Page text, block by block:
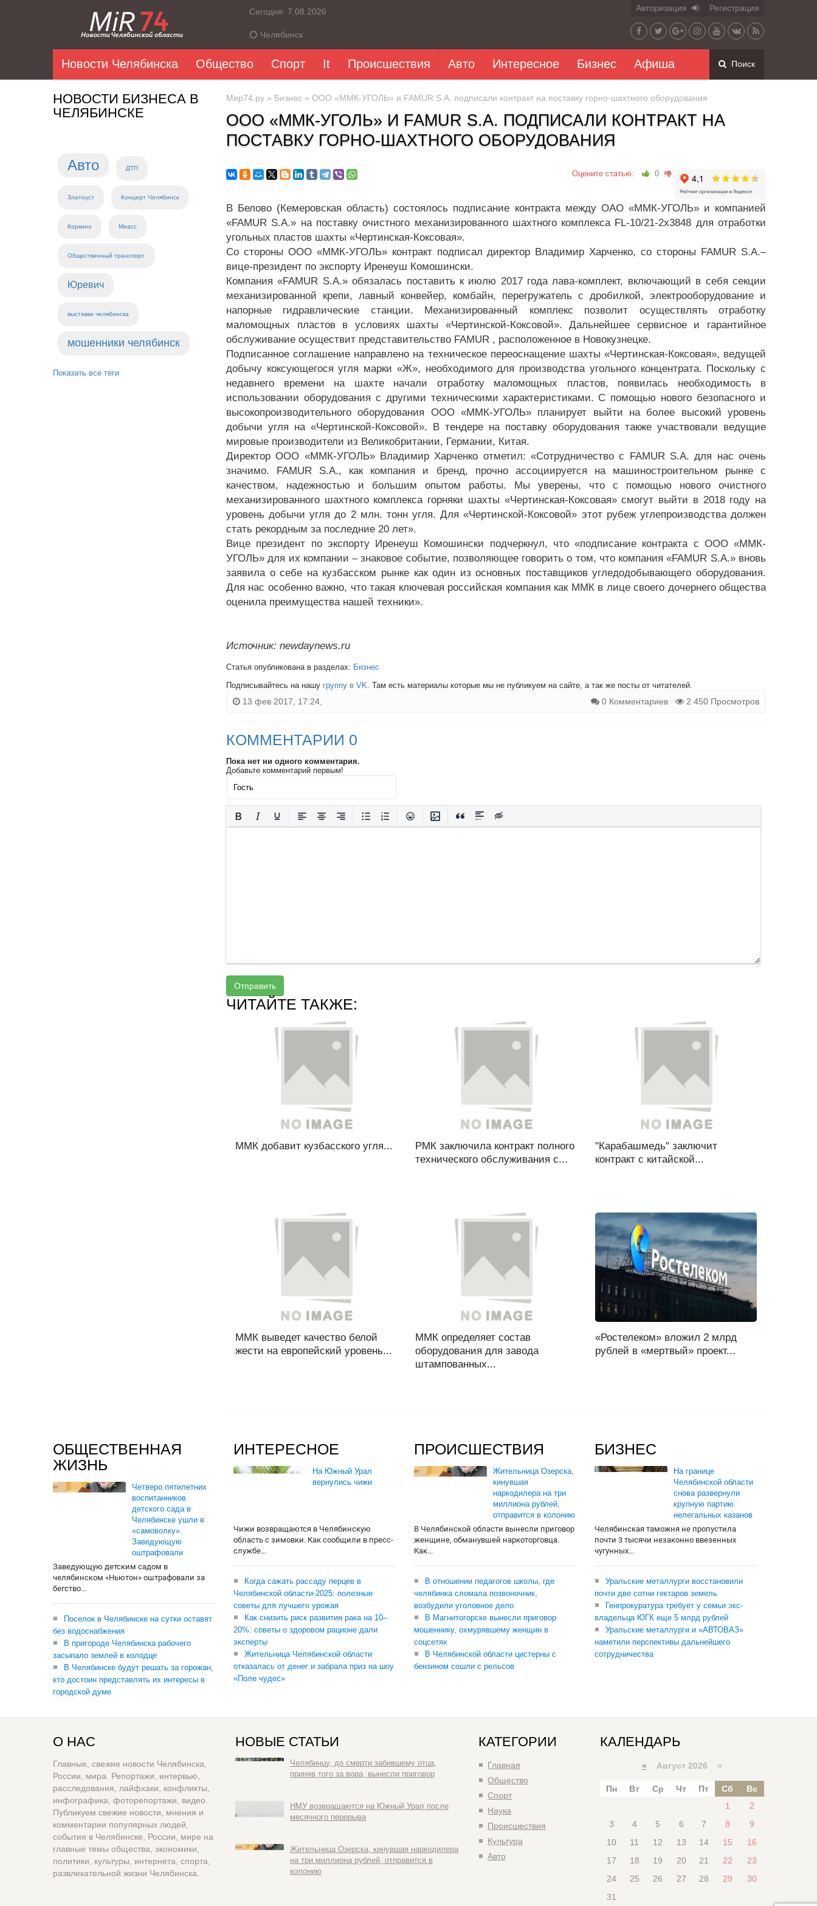
Сегодня: 7.08.2026
Челябинск
Авторизация Регистрация
Новости Челябинска Общество Спорт It Происшествия Авто Интересное Бизнес Афиша Поиск
НОВОСТИ БИЗНЕСА В
ЧЕЛЯБИНСКЕ
Авто ДТП
Златоуст Концерт Челябинск
Коркино Миасс
Общественный транспорт
Юревич
выставки челябинска
мошенники челябинск
Показать все теги
Мир74.ру » Бизнес » ООО «ММК-УГОЛЬ» и FAMUR S.A. подписали контракт на поставку горно-шахтного оборудования
ООО «ММК-УГОЛЬ» И FAMUR S.A. ПОДПИСАЛИ КОНТРАКТ НА
ПОСТАВКУ ГОРНО-ШАХТНОГО ОБОРУДОВАНИЯ
Оцените статью: 0
В Белово (Кемеровская область) состоялось подписание контракта между ОАО «ММК-УГОЛЬ» и компанией
«FAMUR S.A.» на поставку очистного механизированного шахтного комплекса FL-10/21-2x3848 для отработки
угольных пластов шахты «Чертинская-Коксовая».
Со стороны ООО «ММК-УГОЛЬ» контракт подписал директор Владимир Харченко, со стороны FAMUR S.A.–
вице-президент по экспорту Иренеуш Комошински.
Компания «FAMUR S.A.» обязалась поставить к июлю 2017 года лава-комплект, включающий в себя секции
механизированной крепи, лавный конвейер, комбайн, перегружатель с дробилкой, электрооборудование и
напорные гидравлические станции. Механизированный комплекс позволит осуществлять отработку
маломощных пластов в условиях шахты «Чертинской-Коксовой». Дальнейшее сервисное и гарантийное
обслуживание осуществит представительство FAMUR , расположенное в Новокузнецке.
Подписанное соглашение направлено на техническое переоснащение шахты «Чертинская-Коксовая», ведущей
добычу коксующегося угля марки «Ж», необходимого для производства угольного концентрата. Поскольку с
недавнего времени на шахте начали отработку маломощных пластов, появилась необходимость в
использовании оборудования с другими техническими характеристиками. С помощью нового безопасного и
высокопроизводительного оборудования ООО «ММК-УГОЛЬ» планирует выйти на более высокий уровень
добычи угля на «Чертинской-Коксовой». В тендере на поставку оборудования также участвовали ведущие
мировые производители из Великобритании, Германии, Китая.
Директор ООО «ММК-УГОЛЬ» Владимир Харченко отметил: «Сотрудничество с FAMUR S.A. для нас очень
значимо. FAMUR S.A., как компания и бренд, прочно ассоциируется на машиностроительном рынке с
качеством, надежностью и большим опытом работы. Мы уверены, что с помощью нового очистного
механизированного шахтного комплекса горняки шахты «Чертинская-Коксовая» смогут выйти в 2018 году на
уровень добычи угля до 2 млн. тонн угля. Для «Чертинской-Коксовой» этот рубеж углепроизводства должен
стать рекордным за последние 20 лет».
Вице президент по экспорту Иренеуш Комошински подчеркнул, что «подписание контракта с ООО «ММК-
УГОЛЬ» для их компании – знаковое событие, позволяющее говорить о том, что компания «FAMUR S.A.» вновь
заявила о себе на кузбасском рынке как один из основных поставщиков угледодобывающего оборудования.
Для нас особенно важно, что такая ключевая российская компания как ММК в лице своего дочернего общества
оценила преимущества нашей техники».
Источник: newdaynews.ru
Статья опубликована в разделах: Бизнес
Подписывайтесь на нашу группу в VK. Там есть материалы которые мы не публикуем на сайте, а так же посты от читателей.
13 фев 2017, 17:24, 0 Комментариев 2 450 Просмотров
КОММЕНТАРИИ 0
Пока нет ни одного комментария.
Добавьте комментарий первым!
Отправить
ЧИТАЙТЕ ТАКЖЕ:
ММК добавит кузбасского угля...
РМК заключила контракт полного
технического обслуживания с...
"Карабашмедь" заключит
контракт с китайской...
ММК выведет качество белой
жести на европейский уровень...
ММК определяет состав
оборудования для завода
штампованных...
«Ростелеком» вложил 2 млрд
рублей в «мертвый» проект...
ОБЩЕСТВЕННАЯ
ЖИЗНЬ
Четверо пятилетних
воспитанников
детского сада в
Челябинске ушли в
«самоволку».
Заведующую
оштрафовали
Заведующую детским садом в
челябинском «Ньютон» оштрафовали за
бегство...
Поселок в Челябинске на сутки оставят
без водоснабжения
В пригороде Челябинска рабочего
засыпало землей в колодце
В Челябинске будут решать за горожан,
кто достоин представлять их интересы в
городской думе
ИНТЕРЕСНОЕ
На Южный Урал
вернулись чижи
Чижи возвращаются в Челябинскую
область с зимовки. Как сообщили в пресс-
службе...
Когда сажать рассаду перцев в
Челябинской области-2025: полезные
советы для лучшего урожая
Как снизить риск развития рака на 10–
20%: советы о здоровом рационе дали
эксперты
Жительница Челябинской области
отказалась от денег и забрала приз на шоу
«Поле чудес»
ПРОИСШЕСТВИЯ
Жительница Озерска,
кинувшая
наркодилера на три
миллиона рублей,
отправится в колонию
В Челябинской области вынесли приговор
женщине, обманувшей наркоторговца.
Как...
В отношении педагогов школы, где
челябинка сломала позвоночник,
возбудили уголовное дело
В Магнитогорске вынесли приговор
мошеннику, охмурявшему женщин в
соцсетях
В Челябинской области цистерны с
бензином сошли с рельсов
БИЗНЕС
На границе
Челябинской области
снова развернули
крупную партию
нелегальных казанов
Челябинская таможня не пропустила
почти 3 тысячи незаконно ввезенных
чугунных...
Уральские металлурги восстановили
почти две сотни гектаров земель
Генпрокуратура требует у семьи экс-
владельца ЮГК еще 5 млрд рублей
Уральские металлурги и «АВТОВАЗ»
наметили перспективы дальнейшего
сотрудничества
О НАС
Главные, свежие новости Челябинска,
России, мира. Репортажи, интервью,
расследования, лайфхаки, конфликты,
инфографика, фоторепортажи, видео.
Публикуем свежие новости, мнения и
комментарии популярных людей,
события в Челябинске, России, мире на
главные темы общества, экономики,
политики, культуры, интернета, спорта,
развлекательной жизни Челябинска.
НОВЫЕ СТАТЬИ
Челябинцу, до смерти забившему отца,
приняв того за вора, вынесли приговор
НМУ возвращаются на Южный Урал после
месячного перерыва
Жительница Озерска, кинувшая наркодилера
на три миллиона рублей, отправится в
колонию
КАТЕГОРИИ
Главная
Общество
Спорт
Наука
Происшествия
Культура
Авто
КАЛЕНДАРЬ
« Август 2026 »
Пн Вт Ср Чт Пт Сб
Вс
1
2
3
4 5 6 7 8
9
10
11 12 13 14 15
16
17
18 19 20 21 22
23
24
25 26 27 28 29
30
31